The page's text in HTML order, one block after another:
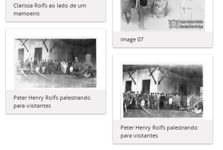
Clarissa Rolfs ao lado de um
mamoeiro
image 07
Peter Henry Rolfs palestrando
para visitantes
Peter Henry Rolfs palestrando
para visitantes